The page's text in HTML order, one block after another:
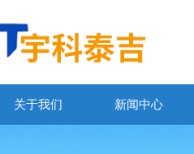
关于我们 新闻中心